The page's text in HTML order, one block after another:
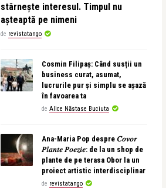
stârnește interesul. Timpul nu
așteaptă pe nimeni
de revistatango
Cosmin Filipaș: Când susții un
business curat, asumat,
lucrurile pur și simplu se așază
în favoarea ta
de Alice Năstase Buciuta
Ana-Maria Pop despre 𝐶𝑜𝑣𝑜𝑟
𝑃𝑙𝑎𝑛𝑡𝑒 𝑃𝑜𝑒𝑧𝑖𝑒: de la un shop de
plante de pe terasa Obor la un
proiect artistic interdisciplinar
de revistatango